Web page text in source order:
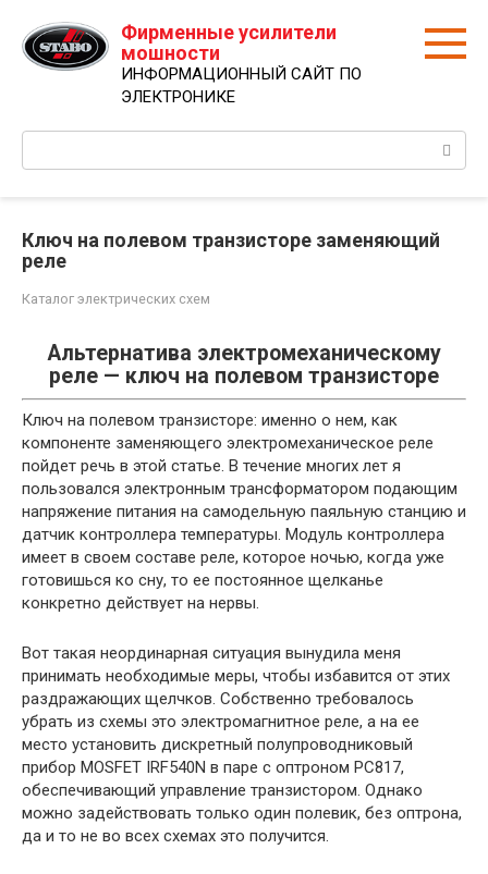
контенту
Фирменные усилители
мошности
ИНФОРМАЦИОННЫЙ САЙТ ПО
ЭЛЕКТРОНИКЕ
Поиск:
Ключ на полевом транзисторе заменяющий
реле
Каталог электрических схем
Альтернатива электромеханическому
реле — ключ на полевом транзисторе
Ключ на полевом транзисторе: именно о нем, как
компоненте заменяющего электромеханическое реле
пойдет речь в этой статье. В течение многих лет я
пользовался электронным трансформатором подающим
напряжение питания на самодельную паяльную станцию и
датчик контроллера температуры. Модуль контроллера
имеет в своем составе реле, которое ночью, когда уже
готовишься ко сну, то ее постоянное щелканье
конкретно действует на нервы.
Вот такая неординарная ситуация вынудила меня
принимать необходимые меры, чтобы избавится от этих
раздражающих щелчков. Собственно требовалось
убрать из схемы это электромагнитное реле, а на ее
место установить дискретный полупроводниковый
прибор MOSFET IRF540N в паре с оптроном PC817,
обеспечивающий управление транзистором. Однако
можно задействовать только один полевик, без оптрона,
да и то не во всех схемах это получится.